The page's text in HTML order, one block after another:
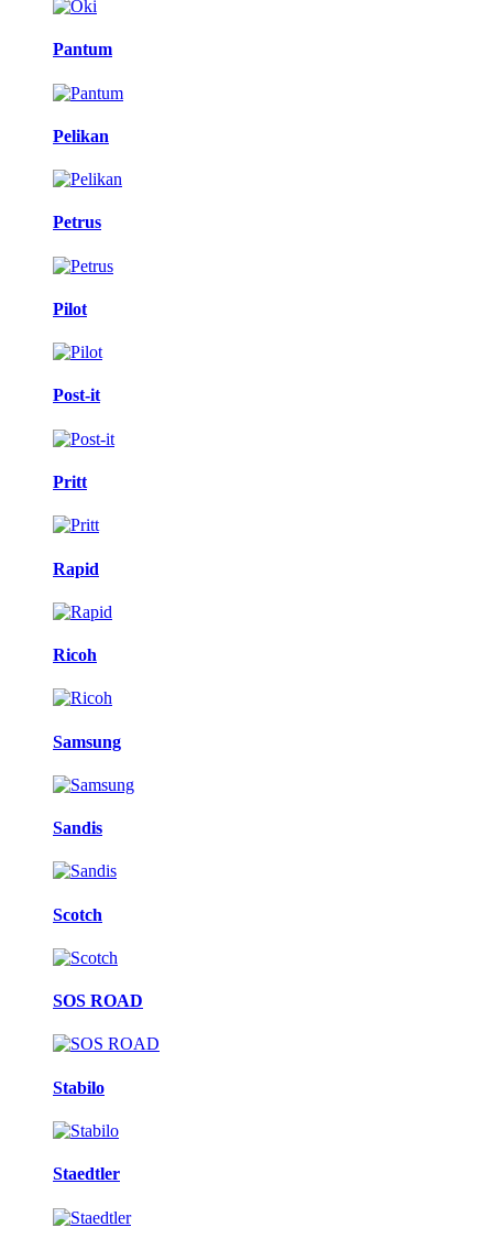
Pantum
Pelikan
Petrus
Pilot
Post-it
Pritt
Rapid
Ricoh
Samsung
Sandis
Scotch
SOS ROAD
Stabilo
Staedtler